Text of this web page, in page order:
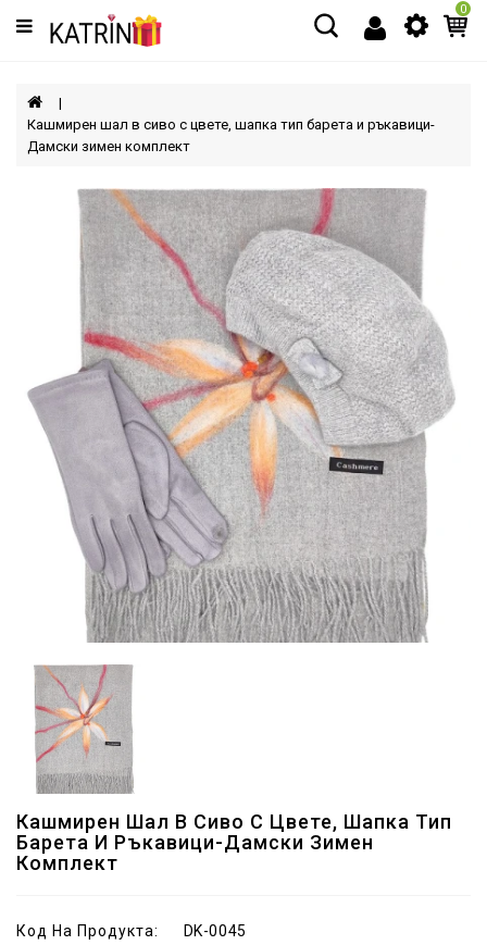
Категории
МЪЖЕ
ЖЕНИ
АКСЕСОАРИ
0
Кашмирен шал в сиво с цвете, шапка тип барета и ръкавици-
Дамски зимен комплект
Кашмирен Шал В Сиво С Цвете, Шапка Тип
Барета И Ръкавици-Дамски Зимен
Комплект
Код На Продукта:
DK-0045